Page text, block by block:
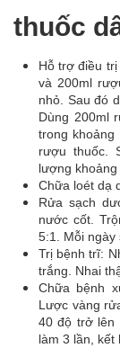
thuốc
Hỗ trợ điều
và 200ml
nhỏ. Sau đó
Dùng 200ml
trong
rượu thuốc.
lượng
Chữa loét dạ
Rửa sạch
nước cốt.
5:1. Mỗi ngày
Trị bệnh trĩ:
trắng. Nhai
Chữa bệnh
Lược vàng
40 độ trở lên
làm 3 lần, kết